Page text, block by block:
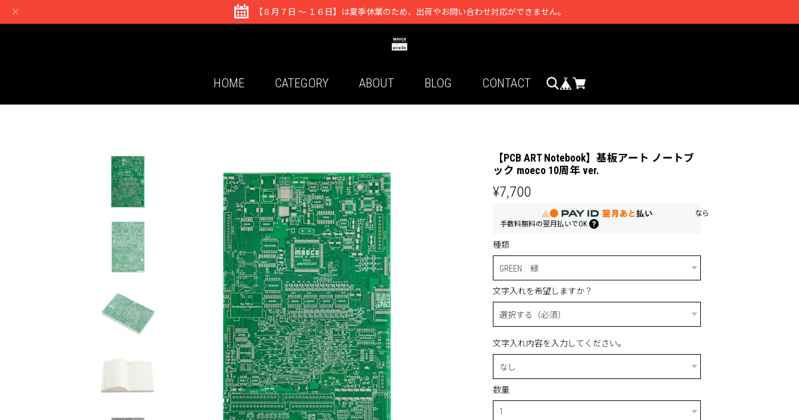
【８月７日 ～ １６日】は夏季休業のため、出荷やお問い合わせ対応ができません。
HOME CATEGORY ABOUT BLOG CONTACT
【PCB ART Notebook】基板アート ノートブ
ック moeco 10周年 ver.
¥7,700
なら
手数料無料の翌月払いでOK
種類
文字入れを希望しますか？
文字入れ内容を入力してください。
数量